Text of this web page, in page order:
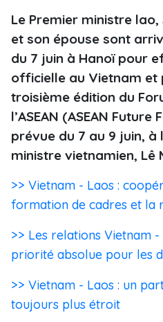
Le Premier ministre
et son épouse sont
du 7 juin à Hanoï pour
officielle au Vietnam et
troisième édition du
l’ASEAN (ASEAN Future
prévue du 7 au 9 juin, à
ministre vietnamien, Lê
>> Vietnam - Laos :
formation de cadres et la
>> Les relations Vietnam
priorité absolue pour les
>> Vietnam - Laos : un
toujours plus étroit